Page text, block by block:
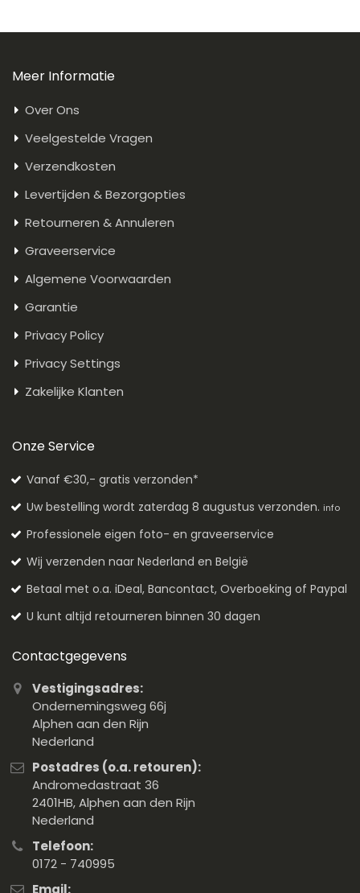
Meer Informatie
Over Ons
Veelgestelde Vragen
Verzendkosten
Levertijden & Bezorgopties
Retourneren & Annuleren
Graveerservice
Algemene Voorwaarden
Garantie
Privacy Policy
Privacy Settings
Zakelijke Klanten
Onze Service
Vanaf €30,- gratis verzonden*
Uw bestelling wordt zaterdag 8 augustus verzonden. info
Professionele eigen foto- en graveerservice
Wij verzenden naar Nederland en België
Betaal met o.a. iDeal, Bancontact, Overboeking of Paypal
U kunt altijd retourneren binnen 30 dagen
Contactgegevens
Vestigingsadres:
Ondernemingsweg 66j
Alphen aan den Rijn
Nederland
Postadres (o.a. retouren):
Andromedastraat 36
2401HB, Alphen aan den Rijn
Nederland
Telefoon:
0172 - 740995